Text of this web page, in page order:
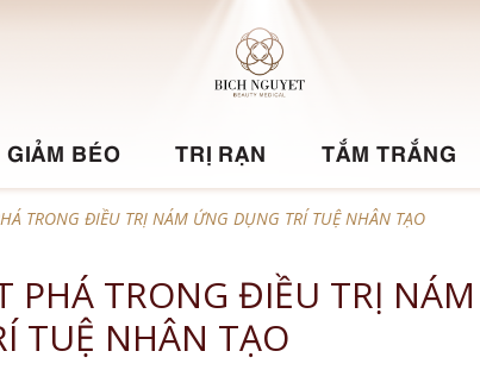
GIẢM BÉO TRỊ RẠN TẮM TRẮNG
TRONG ĐIỀU TRỊ NÁM ỨNG DỤNG TRÍ TUỆ NHÂN TẠO
PHÁ TRONG ĐIỀU TRỊ NÁM
TUỆ NHÂN TẠO